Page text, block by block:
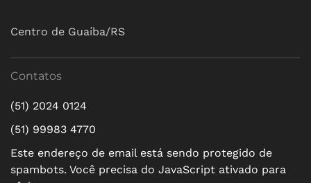
Centro de Guaíba/RS
Contatos
(51) 2024 0124
(51) 99983 4770
Este endereço de email está sendo protegido de
spambots. Você precisa do JavaScript ativado para